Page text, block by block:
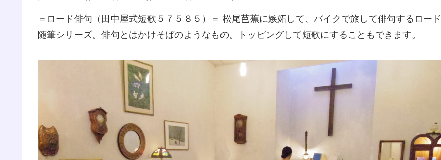
＝ロード俳句（田中屋式短歌５７５８５）＝ 松尾芭蕉に嫉妬して、バイクで旅して俳句するロード
随筆シリーズ。俳句とはかけそばのようなもの。トッピングして短歌にすることもできます。